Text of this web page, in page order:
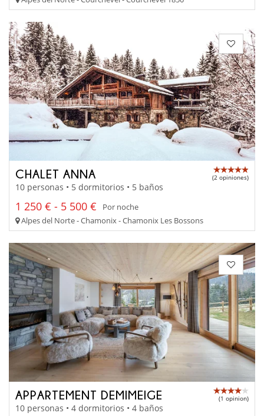
CHALET ANNA (2 opiniones)
10 personas • 5 dormitorios • 5 baños
1 250 € - 5 500 €
Por noche
Alpes del Norte - Chamonix - Chamonix Les Bossons
APPARTEMENT DEMIMEIGE (1 opinion)
10 personas • 4 dormitorios • 4 baños